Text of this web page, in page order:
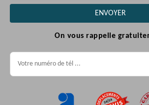
On vous rappelle